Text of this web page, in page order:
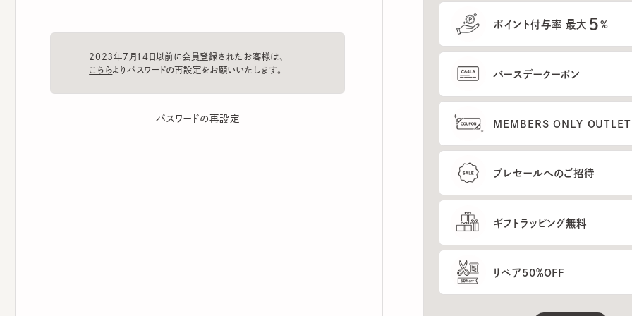
2023年7月14日以前に会員登録されたお客様は、
パスワードの再設定
ポイント付与率 最大 %
バースデークーポン
MEMBERS ONLY OUTLETのご
プレセールへのご招待
ギフトラッピング無料
リペア50％OFF